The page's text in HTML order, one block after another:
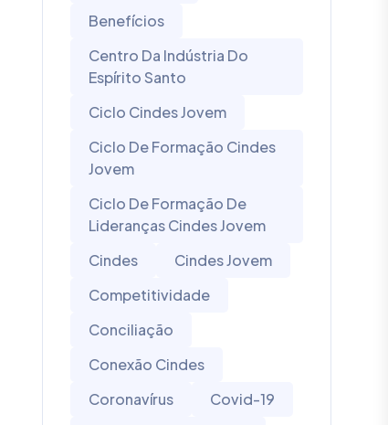
Benefícios
Centro Da Indústria Do
Espírito Santo
Ciclo Cindes Jovem
Ciclo De Formação Cindes
Jovem
Ciclo De Formação De
Lideranças Cindes Jovem
Cindes
Cindes Jovem
Competitividade
Conciliação
Conexão Cindes
Coronavírus
Covid-19